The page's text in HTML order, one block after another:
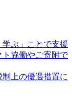
ぶ」ことで支援
ト協働やご寄附で
上の優遇措置に